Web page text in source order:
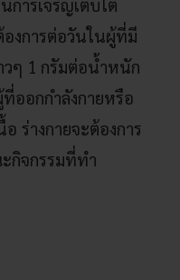
การเจริญเติบโต
งการต่อวันในผู้ที่มี
ๆ 1 กรัมต่อน้ำหนัก
ออกกำลังกายหรือ
ร่างกายจะต้องการ
กิจกรรมที่ทำ